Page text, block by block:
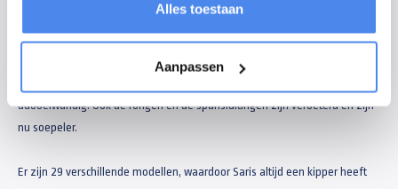
Alles toestaan
Aanpassen
uitgevoerd met zwarte velgen en zwarte borden.
Saris heeft afgelopen jaar haar kippers verbeterd. De kippers hebben niet
alleen een nieuwe look gekregen, maar ook de kwaliteit is verbeterd. De
dubbelwandig. Ook de rongen en de spansluitingen zijn verbeterd en zijn
nu soepeler.
Er zijn 29 verschillende modellen, waardoor Saris altijd een kipper heeft